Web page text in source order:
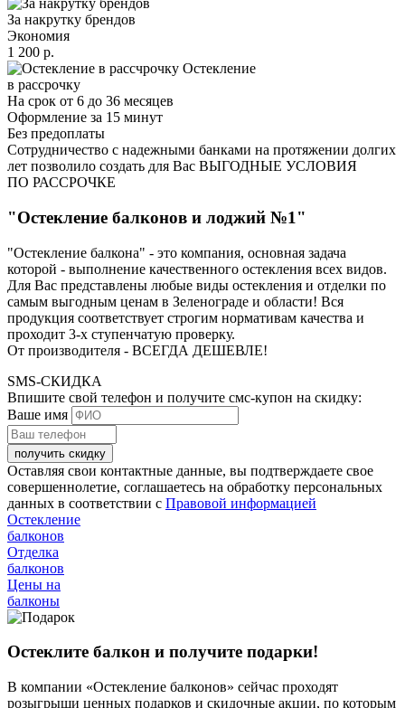
За накрутку брендов
Экономия
1 200 р.
Остекление
в рассрочку
На срок от 6 до 36 месяцев
Оформление за 15 минут
Без предоплаты
Сотрудничество с надежными банками на протяжении долгих
лет позволило создать для Вас ВЫГОДНЫЕ УСЛОВИЯ
ПО РАССРОЧКЕ
"Остекление балконов и лоджий №1"
"Остекление балкона" - это компания, основная задача
которой - выполнение качественного остекления всех видов.
Для Вас представлены любые виды остекления и отделки по
самым выгодным ценам в Зеленограде и области! Вся
продукция соответствует строгим нормативам качества и
проходит 3-х ступенчатую проверку.
От производителя - ВСЕГДА ДЕШЕВЛЕ!
SMS-СКИДКА
Впишите свой телефон и получите смс-купон на скидку:
Ваше имя
получить скидку
Оставляя свои контактные данные, вы подтверждаете свое
совершеннолетие, соглашаетесь на обработку персональных
данных в соответствии с Правовой информацией
Остекление
балконов
Отделка
балконов
Цены на
балконы
Остеклите балкон и получите подарки!
В компании «Остекление балконов» сейчас проходят
розыгрыши ценных подарков и скидочные акции, по которым